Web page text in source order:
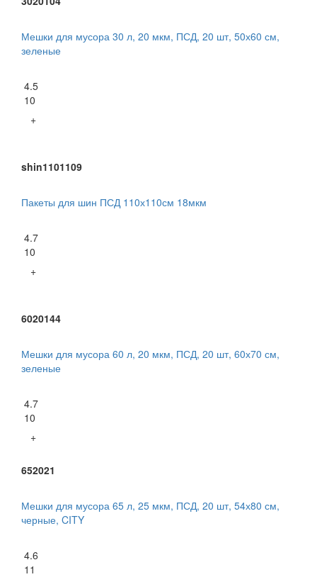
Мешки для мусора 30 л, 20 мкм, ПСД, 20 шт, 50х60 см,
зеленые
4.5
10
+
shin1101109
Пакеты для шин ПСД 110х110см 18мкм
4.7
10
+
6020144
Мешки для мусора 60 л, 20 мкм, ПСД, 20 шт, 60х70 см,
зеленые
4.7
10
+
652021
Мешки для мусора 65 л, 25 мкм, ПСД, 20 шт, 54х80 см,
черные, CITY
4.6
11